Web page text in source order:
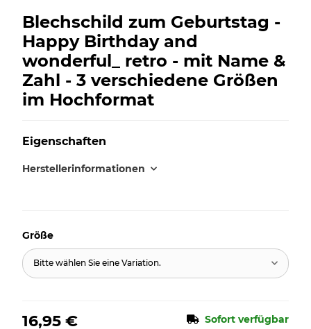
Blechschild zum Geburtstag -
Happy Birthday and
wonderful_ retro - mit Name &
Zahl - 3 verschiedene Größen
im Hochformat
Eigenschaften
Herstellerinformationen
Größe
Bitte wählen Sie eine Variation.
16,95 € Sofort verfügbar